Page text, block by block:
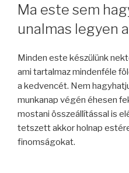
Ma este sem
unalmas legyen
Minden este készülünk
ami tartalmaz mindenféle
a kedvencét. Nem
munkanap végén éhesen
mostani összeállítással is
tetszett akkor holnap
finomságokat.